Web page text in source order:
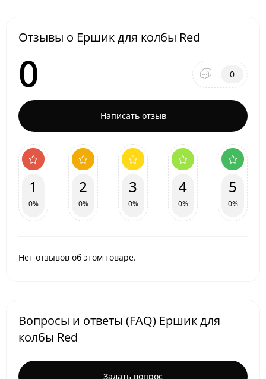
Отзывы о Ершик для колбы Red
0 0
Написать отзыв
1
0%
2
0%
3
0%
4
0%
5
0%
Нет отзывов об этом товаре.
Вопросы и ответы (FAQ) Ершик для
колбы Red
Задать вопрос